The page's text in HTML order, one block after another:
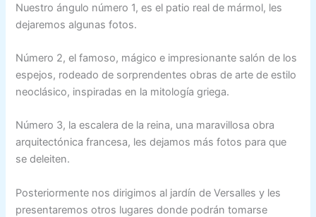
Nuestro ángulo número 1, es el patio real de mármol, les
dejaremos algunas fotos.
Número 2, el famoso, mágico e impresionante salón de los
espejos, rodeado de sorprendentes obras de arte de estilo
neoclásico, inspiradas en la mitología griega.
Número 3, la escalera de la reina, una maravillosa obra
arquitectónica francesa, les dejamos más fotos para que
se deleiten.
Posteriormente nos dirigimos al jardín de Versalles y les
presentaremos otros lugares donde podrán tomarse